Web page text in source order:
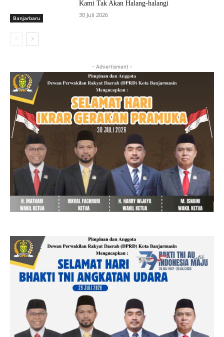
Banjarbaru
Kami Tak Akan Halang-halangi
30 Juli 2026
- Advertisment -